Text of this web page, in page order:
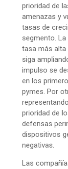
prioridad de
amenazas y
tasas de
segmento.
tasa más alta
siga
impulso se
en los
pymes. Por
prioridad de
defensas
dispositivos
negativas.
Las